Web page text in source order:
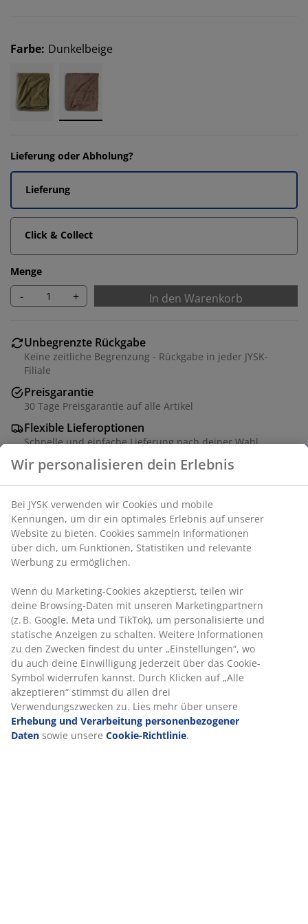
Farbe: Dunkelbeige
Lieferung oder Abholung?
Lieferung
Click & Collect
Menge
- + In den Warenkorb
Unbegrenzte Rückgabe
Keine zeitliche Begrenzung - Rückgabe in jeder JYSK-
Filiale
Preisgarantie
30 Tage Preisgarantie auf alle Artikel
Flexible Lieferoptionen
Schnelle und einfache Lieferung nach deiner Wahl
Produkteigenschaften
Bewertungen
(10)
Lieferung